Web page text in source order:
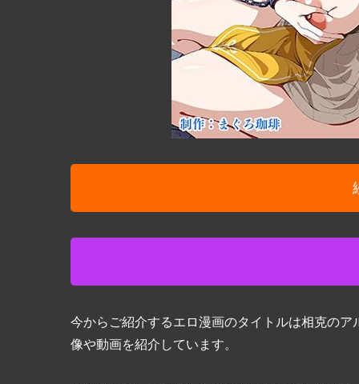
今からご紹介するエロ漫画のタイトルは相克の
像や動画を紹介しています。